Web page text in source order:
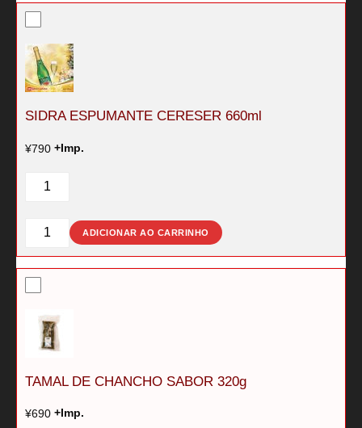
SIDRA ESPUMANTE CERESER 660ml
¥790 +Imp.
SIDRA
ESPUMANTE
quantidade
SIDRA
ESPUMANTE
CERESER
660ml
quantidade
ADICIONAR AO CARRINHO
TAMAL DE CHANCHO SABOR 320g
¥690 +Imp.